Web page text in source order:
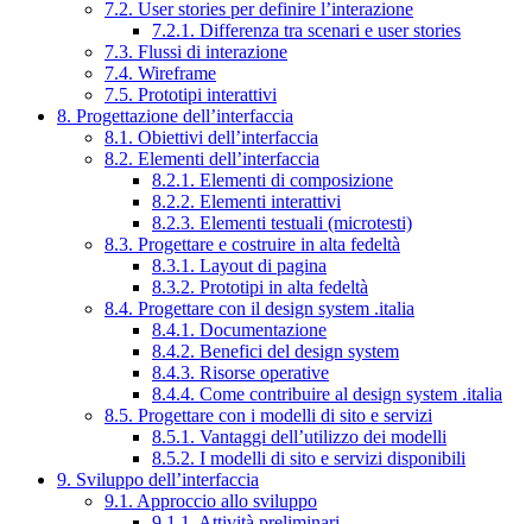
7.2. User stories per definire l’interazione
7.2.1. Differenza tra scenari e user stories
7.3. Flussi di interazione
7.4. Wireframe
7.5. Prototipi interattivi
8. Progettazione dell’interfaccia
8.1. Obiettivi dell’interfaccia
8.2. Elementi dell’interfaccia
8.2.1. Elementi di composizione
8.2.2. Elementi interattivi
8.2.3. Elementi testuali (microtesti)
8.3. Progettare e costruire in alta fedeltà
8.3.1. Layout di pagina
8.3.2. Prototipi in alta fedeltà
8.4. Progettare con il design system .italia
8.4.1. Documentazione
8.4.2. Benefici del design system
8.4.3. Risorse operative
8.4.4. Come contribuire al design system .italia
8.5. Progettare con i modelli di sito e servizi
8.5.1. Vantaggi dell’utilizzo dei modelli
8.5.2. I modelli di sito e servizi disponibili
9. Sviluppo dell’interfaccia
9.1. Approccio allo sviluppo